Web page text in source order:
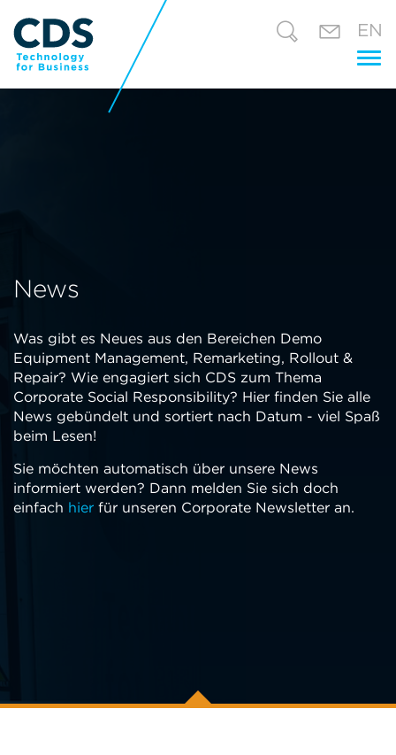
EN
News
Was gibt es Neues aus den Bereichen Demo
Equipment Management, Remarketing, Rollout &
Repair? Wie engagiert sich CDS zum Thema
Corporate Social Responsibility? Hier finden Sie alle
News gebündelt und sortiert nach Datum - viel Spaß
beim Lesen!
Sie möchten automatisch über unsere News
informiert werden? Dann melden Sie sich doch
einfach hier für unseren Corporate Newsletter an.